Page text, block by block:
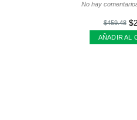
No hay
$459.48
AÑADIR AL